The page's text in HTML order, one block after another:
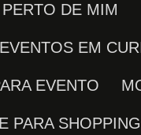
PERTO DE MIM
EM
EVENTO
PARA SHOPPING